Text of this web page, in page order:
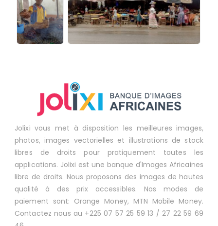
Jolixi vous met à disposition les meilleures images,
photos, images vectorielles et illustrations de stock
libres de droits pour pratiquement toutes les
applications. Jolixi est une banque d'Images Africaines
libre de droits. Nous proposons des images de hautes
qualité à des prix accessibles. Nos modes de
paiement sont: Orange Money, MTN Mobile Money.
Contactez nous au +225 07 57 25 59 13 / 27 22 59 69